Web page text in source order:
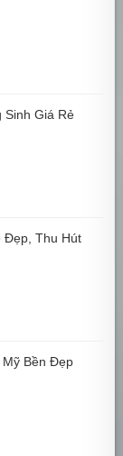
Sinh Giá Rẻ
Đẹp, Thu Hút
Mỹ Bền Đẹp